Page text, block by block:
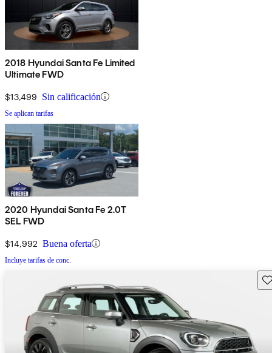
2018 Hyundai Santa Fe Limited
Ultimate FWD
$13,499 Sin calificación
Se aplican tarifas
2020 Hyundai Santa Fe 2.0T
SEL FWD
$14,992 Buena oferta
Incluye tarifas de conc.